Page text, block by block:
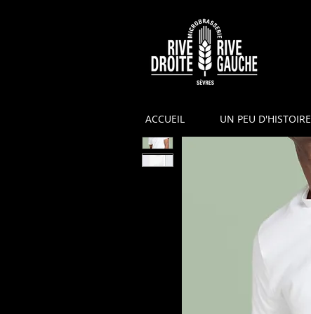
ACCUEIL UN PEU D'HISTOIRE